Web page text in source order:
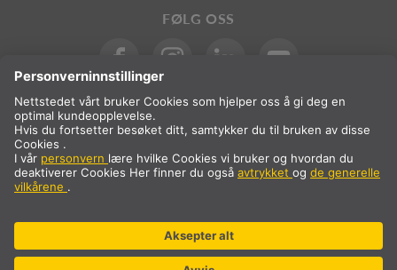
FØLG OSS
Internasjonalt
* Prisen er eksklusive MVA og frakt, som legges til ved kjøp.